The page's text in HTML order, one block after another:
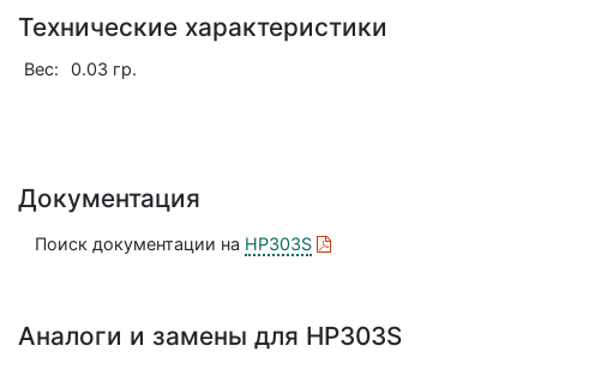
Технические характеристики
Вес: 0.03 гр.
Документация
Поиск документации на HP303S
Аналоги и замены для HP303S